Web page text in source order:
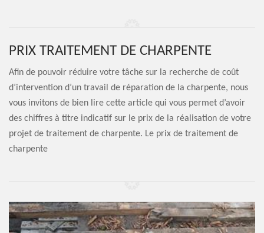
PRIX TRAITEMENT DE CHARPENTE
Afin de pouvoir réduire votre tâche sur la recherche de coût
d’intervention d’un travail de réparation de la charpente, nous
vous invitons de bien lire cette article qui vous permet d’avoir
des chiffres à titre indicatif sur le prix de la réalisation de votre
projet de traitement de charpente. Le prix de traitement de
charpente